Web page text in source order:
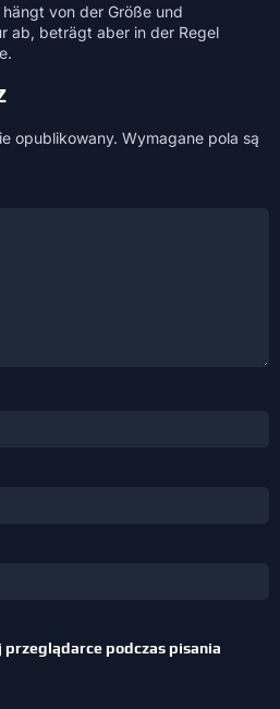
von der Größe und
ab, beträgt aber in der Regel
opublikowany. Wymagane pola są
podczas pisania